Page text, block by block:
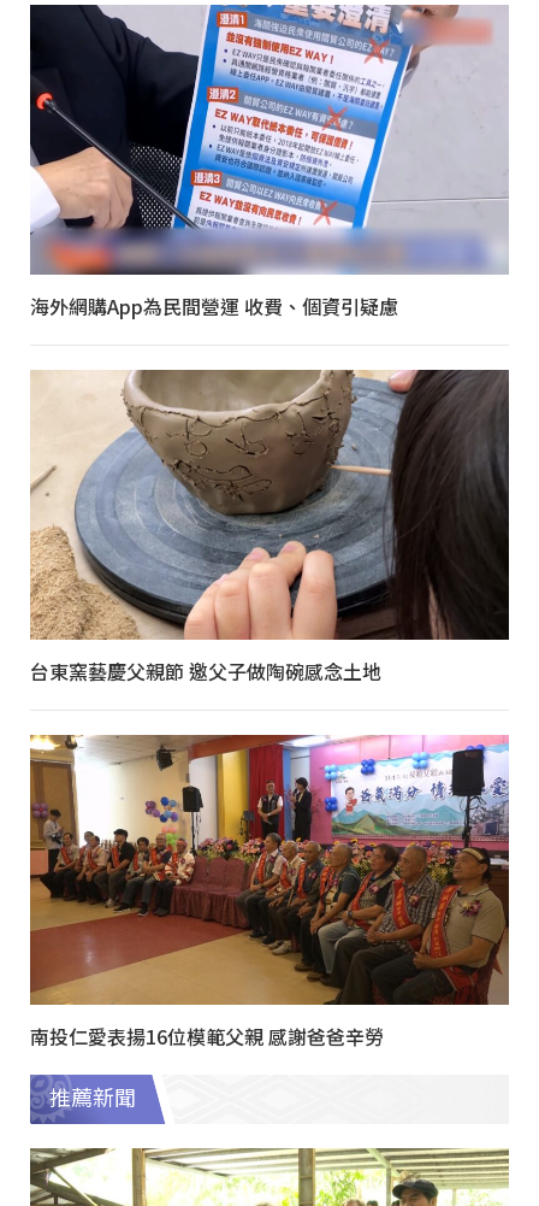
海外網購App為民間營運 收費、個資引疑慮
台東窯藝慶父親節 邀父子做陶碗感念土地
南投仁愛表揚16位模範父親 感謝爸爸辛勞
推薦新聞